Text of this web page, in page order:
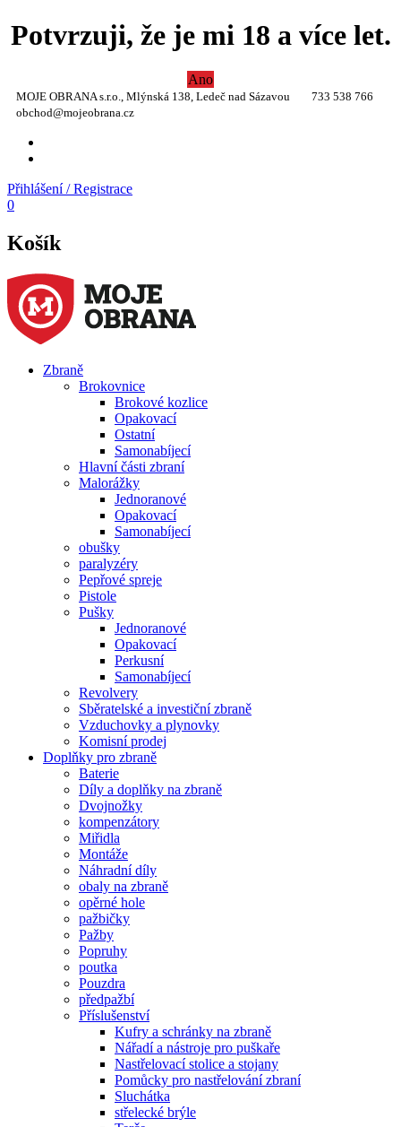
Potvrzuji, že je mi 18 a více let.
Ano
MOJE OBRANA s.r.o., Mlýnská 138, Ledeč nad Sázavou
733 538 766
obchod@mojeobrana.cz
Přihlášení / Registrace
0
Košík
Zbraně
Brokovnice
Brokové kozlice
Opakovací
Ostatní
Samonabíjecí
Hlavní části zbraní
Malorážky
Jednoranové
Opakovací
Samonabíjecí
obušky
paralyzéry
Pepřové spreje
Pistole
Pušky
Jednoranové
Opakovací
Perkusní
Samonabíjecí
Revolvery
Sběratelské a investiční zbraně
Vzduchovky a plynovky
Komisní prodej
Doplňky pro zbraně
Baterie
Díly a doplňky na zbraně
Dvojnožky
kompenzátory
Miřidla
Montáže
Náhradní díly
obaly na zbraně
opěrné hole
pažbičky
Pažby
Popruhy
poutka
Pouzdra
předpažbí
Příslušenství
Kufry a schránky na zbraně
Nářadí a nástroje pro puškaře
Nastřelovací stolice a stojany
Pomůcky pro nastřelování zbraní
Sluchátka
střelecké brýle